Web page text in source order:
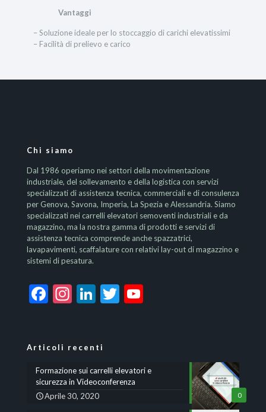
Vantaggi
– Soluzione ideale per lo stoccaggio di carichi elevatissimi
– Facilità di prelievo e carico
Chi siamo
Dal 1986 operiamo nei settori della movimentazione
industriale, del sollevamento e della logistica con servizi
specializzati di assistenza tecnica, commerciali e di consulenza
per Genova, Savona, Imperia, La Spezia e Alessandria. Siamo
specializzati nei carrelli elevatori semoventi industriali e da
magazzino, ma la nostra gamma di prodotti e servizi di
assistenza tecnica comprende anche spazzatrici,
lavapavimenti, scaffalature con relativi lay-out di magazzino e
sistemi di pesatura.
Facebook
Instagram
LinkedIn
Twitter
Articoli recenti
0
Formazione sui carrelli elevatori e
sicurezza in Videoconferenza
Aprile 30, 2020